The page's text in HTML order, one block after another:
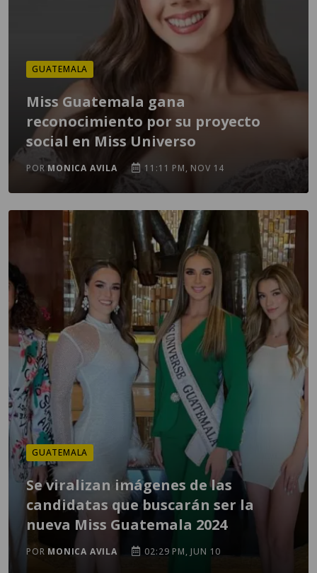
GUATEMALA
Miss Guatemala gana
reconocimiento por su proyecto
social en Miss Universo
POR MONICA AVILA 11:11 PM, NOV 14
GUATEMALA
Se viralizan imágenes de las
candidatas que buscarán ser la
nueva Miss Guatemala 2024
POR MONICA AVILA 02:29 PM, JUN 10